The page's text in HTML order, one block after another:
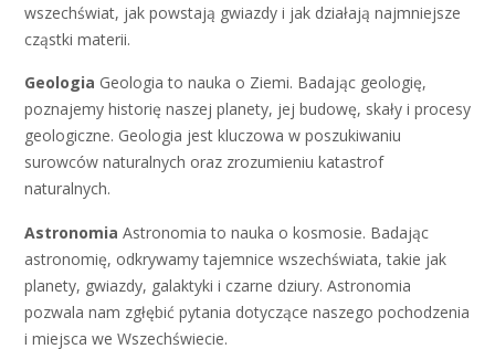
wszechświat, jak powstają gwiazdy i jak działają najmniejsze
cząstki materii.
Geologia Geologia to nauka o Ziemi. Badając geologię,
poznajemy historię naszej planety, jej budowę, skały i procesy
geologiczne. Geologia jest kluczowa w poszukiwaniu
surowców naturalnych oraz zrozumieniu katastrof
naturalnych.
Astronomia Astronomia to nauka o kosmosie. Badając
astronomię, odkrywamy tajemnice wszechświata, takie jak
planety, gwiazdy, galaktyki i czarne dziury. Astronomia
pozwala nam zgłębić pytania dotyczące naszego pochodzenia
i miejsca we Wszechświecie.